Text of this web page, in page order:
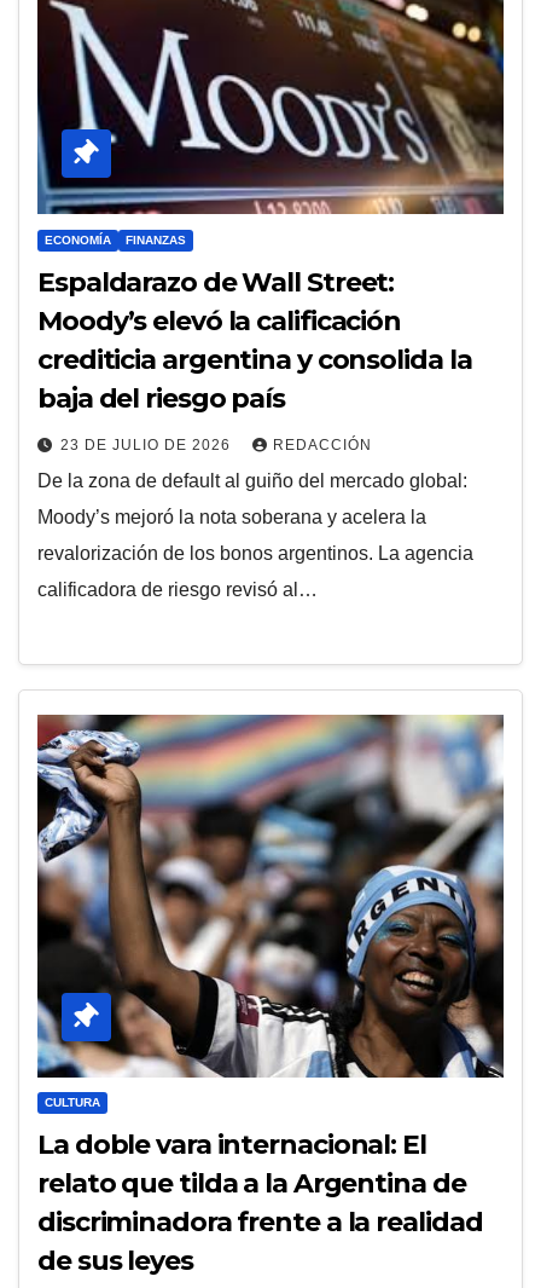
ECONOMÍA FINANZAS
Espaldarazo de Wall Street:
Moody’s elevó la calificación
crediticia argentina y consolida la
baja del riesgo país
23 DE JULIO DE 2026 REDACCIÓN
De la zona de default al guiño del mercado global:
Moody’s mejoró la nota soberana y acelera la
revalorización de los bonos argentinos. La agencia
calificadora de riesgo revisó al…
CULTURA
La doble vara internacional: El
relato que tilda a la Argentina de
discriminadora frente a la realidad
de sus leyes